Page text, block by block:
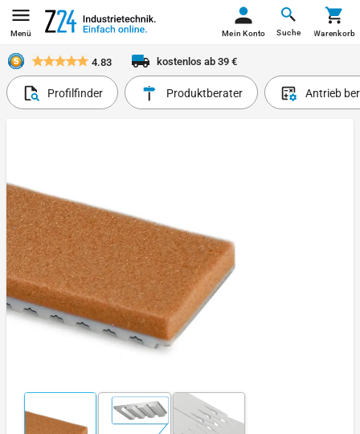
Menü Suche
Mein Konto Warenkorb
4.83 kostenlos ab 39 €
Profilfinder Produktberater Antrieb